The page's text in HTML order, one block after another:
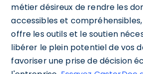
métier désireux de rendre les
accessibles et
offre les outils et le soutien
libérer le plein potentiel de vos
favoriser une prise de décision